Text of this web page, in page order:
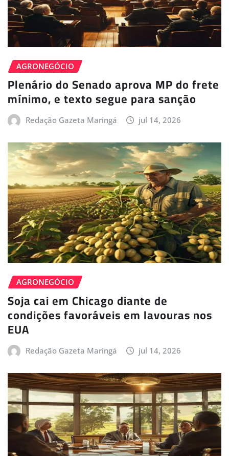
AGRONEGÓCIO
Plenário do Senado aprova MP do frete
mínimo, e texto segue para sanção
Redação Gazeta Maringá jul 14, 2026
AGRONEGÓCIO
Soja cai em Chicago diante de
condições favoráveis em lavouras nos
EUA
Redação Gazeta Maringá jul 14, 2026